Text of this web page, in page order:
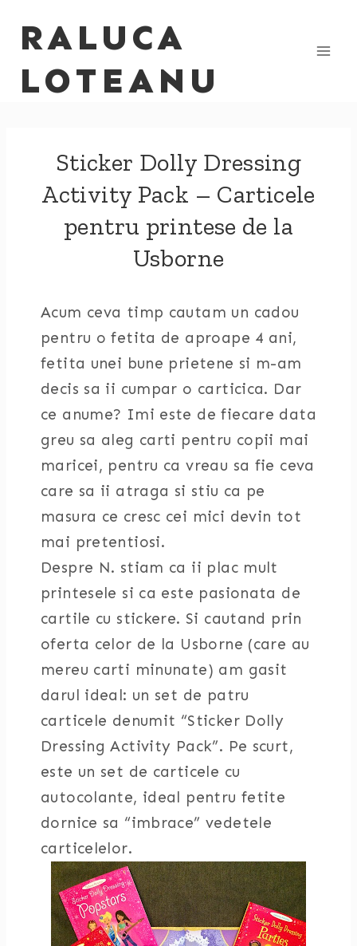
RALUCA
LOTEANU
Sticker Dolly Dressing
Activity Pack – Carticele
pentru printese de la
Usborne
Acum ceva timp cautam un cadou
pentru o fetita de aproape 4 ani,
fetita unei bune prietene si m-am
decis sa ii cumpar o carticica. Dar
ce anume? Imi este de fiecare data
greu sa aleg carti pentru copii mai
maricei, pentru ca vreau sa fie ceva
care sa ii atraga si stiu ca pe
masura ce cresc cei mici devin tot
mai pretentiosi.
Despre N. stiam ca ii plac mult
printesele si ca este pasionata de
cartile cu stickere. Si cautand prin
oferta celor de la Usborne (care au
mereu carti minunate) am gasit
darul ideal: un set de patru
carticele denumit “Sticker Dolly
Dressing Activity Pack”. Pe scurt,
este un set de carticele cu
autocolante, ideal pentru fetite
dornice sa “imbrace” vedetele
carticelelor.